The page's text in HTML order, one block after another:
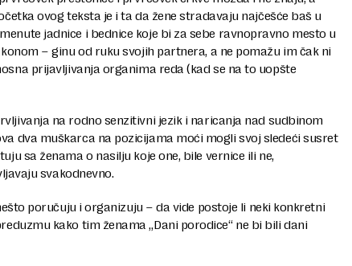
ovog teksta je i ta da žene stradavaju najčešće baš u
jadnice i bednice koje bi za sebe ravnopravno mesto u
– ginu od ruku svojih partnera, a ne pomažu im čak ni
prijavljivanja organima reda (kad se na to uopšte
na rodno senzitivni jezik i naricanja nad sudbinom
dva muškarca na pozicijama moći mogli svoj sledeći susret
sa ženama o nasilju koje one, bile vernice ili ne,
svakodnevno.
poručuju i organizuju – da vide postoje li neki konkretni
kako tim ženama „Dani porodice“ ne bi bili dani